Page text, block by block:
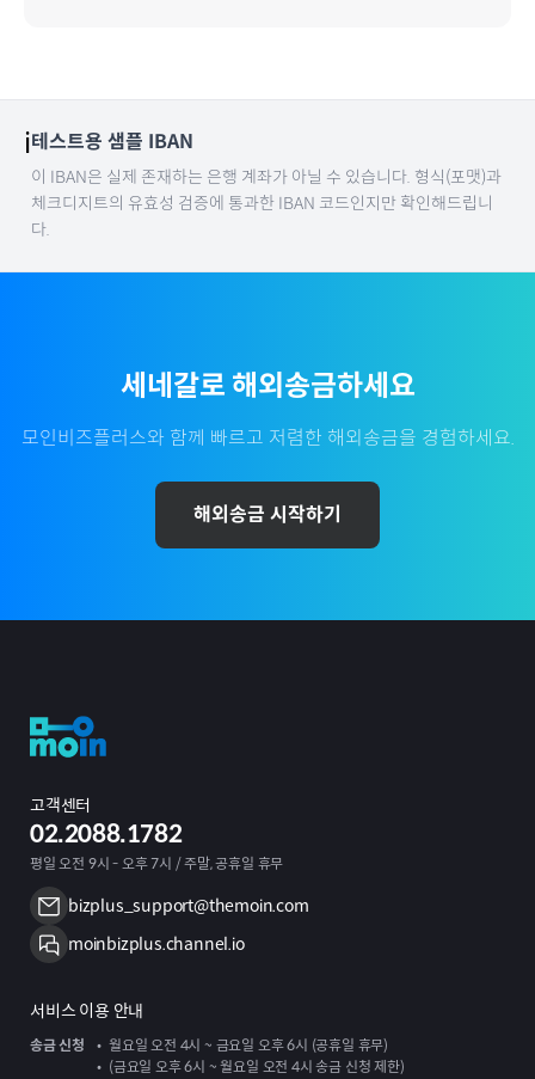
ℹ️테스트용 샘플 IBAN
이 IBAN은 실제 존재하는 은행 계좌가 아닐 수 있습니다. 형식(포맷)과
체크디지트의 유효성 검증에 통과한 IBAN 코드인지만 확인해드립니
다.
세네갈로 해외송금하세요
모인비즈플러스와 함께 빠르고 저렴한 해외송금을 경험하세요.
해외송금 시작하기
고객센터
02.2088.1782
평일 오전 9시 - 오후 7시 / 주말, 공휴일 휴무
bizplus_support@themoin.com
moinbizplus.channel.io
서비스 이용 안내
송금 신청
월요일 오전 4시 ~ 금요일 오후 6시 (공휴일 휴무)
(금요일 오후 6시 ~ 월요일 오전 4시 송금 신청 제한)